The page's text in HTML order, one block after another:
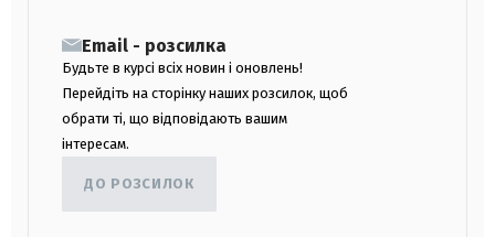
Email - розсилка
Будьте в курсі всіх новин і оновлень!
Перейдіть на сторінку наших розсилок, щоб
обрати ті, що відповідають вашим
інтересам.
ДО РОЗСИЛОК